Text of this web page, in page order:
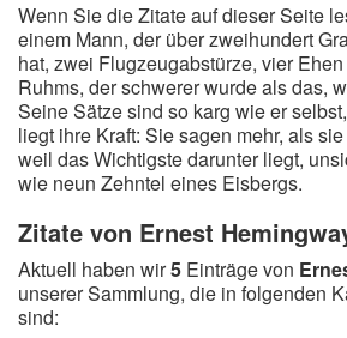
Wenn Sie die Zitate auf dieser Seite
einem Mann, der über zweihundert
hat, zwei Flugzeugabstürze, vier
Ruhms, der schwerer wurde als das,
Seine Sätze sind so karg wie er
liegt ihre Kraft: Sie sagen mehr, als
weil das Wichtigste darunter liegt,
wie neun Zehntel eines Eisbergs.
Zitate von Ernest
Aktuell haben wir5 Einträge von
unserer Sammlung, die in folgenden
sind: